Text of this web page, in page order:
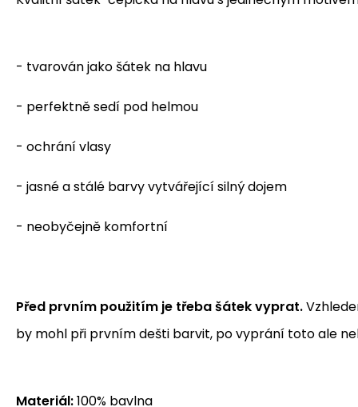
- tvarován jako šátek na hlavu
- perfektně sedí pod helmou
- ochrání vlasy
- jasné a stálé barvy vytvářející silný dojem
- neobyčejně komfortní
Před prvním použitím je třeba šátek vyprat.
by mohl při prvním dešti barvit, po vyprání toto ale
Materiál:100% bavlna